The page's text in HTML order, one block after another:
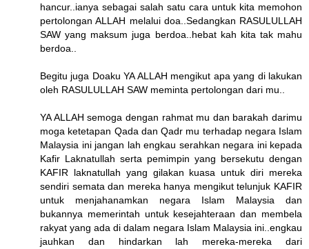
hancur..ianya sebagai salah satu cara untuk kita memohon
pertolongan ALLAH melalui doa..Sedangkan RASULULLAH
SAW yang maksum juga berdoa..hebat kah kita tak mahu
berdoa..
Begitu juga Doaku YA ALLAH mengikut apa yang di lakukan
oleh RASULULLAH SAW meminta pertolongan dari mu..
YA ALLAH semoga dengan rahmat mu dan barakah darimu
moga ketetapan Qada dan Qadr mu terhadap negara Islam
Malaysia ini jangan lah engkau serahkan negara ini kepada
Kafir Laknatullah serta pemimpin yang bersekutu dengan
KAFIR laknatullah yang gilakan kuasa untuk diri mereka
sendiri semata dan mereka hanya mengikut telunjuk KAFIR
untuk menjahanamkan negara Islam Malaysia dan
bukannya memerintah untuk kesejahteraan dan membela
rakyat yang ada di dalam negara Islam Malaysia ini..engkau
jauhkan dan hindarkan lah mereka-mereka dari